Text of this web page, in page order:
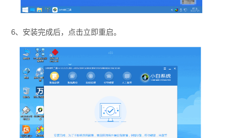
6、安装完成后，点击立即重启。